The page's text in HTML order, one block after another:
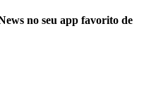
no seu app favorito de